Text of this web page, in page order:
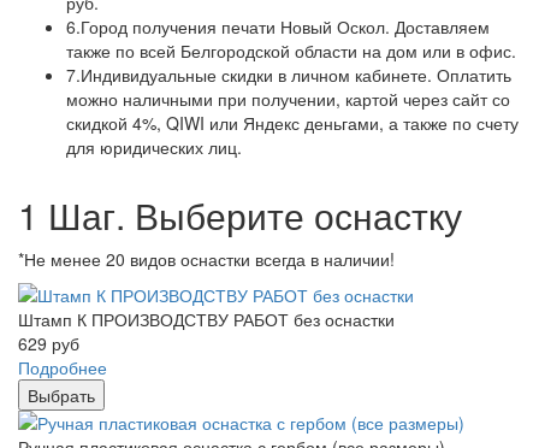
6.Город получения печати Новый Оскол. Доставляем
также по всей Белгородской области на дом или в офис.
7.Индивидуальные скидки в личном кабинете. Оплатить
можно наличными при получении, картой через сайт со
скидкой 4%, QIWI или Яндекс деньгами, а также по счету
для юридических лиц.
1 Шаг. Выберите оснастку
*Не менее 20 видов оснастки всегда в наличии!
Штамп К ПРОИЗВОДСТВУ РАБОТ без оснастки
629 руб
Подробнее
Выбрать